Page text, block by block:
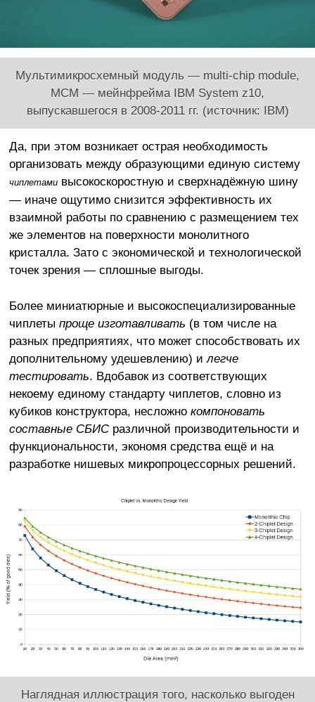
Мультимикросхемный модуль — multi-chip module,
MCM — мейнфрейма IBM System z10,
выпускавшегося в 2008-2011 гг. (источник: IBM)
Да, при этом возникает острая необходимость
организовать между образующими единую систему
чиплетамивысокоскоростную и сверхнадёжную шину
— иначе ощутимо снизится эффективность их
взаимной работы по сравнению с размещением тех
же элементов на поверхности монолитного
кристалла. Зато с экономической и технологической
точек зрения — сплошные выгоды.
Более миниатюрные и высокоспециализированные
чиплеты проще изготавливать (в том числе на
разных предприятиях, что может способствовать их
дополнительному удешевлению) илегче
тестировать. Вдобавок из соответствующих
некоему единому стандарту чиплетов, словно из
кубиков конструктора, несложно компоновать
составные СБИСразличной производительности и
функциональности, экономя средства ещё и на
разработке нишевых микропроцессорных решений.
Наглядная иллюстрация того, насколько выгоден